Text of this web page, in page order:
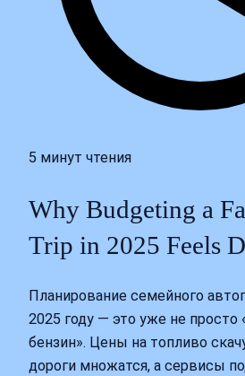
5 минут чтения
Why Budgeting a
Trip in 2025 Feels
Планирование семейного
2025 году — это уже не просто
бензин». Цены на топливо
дороги множатся, а сервисы